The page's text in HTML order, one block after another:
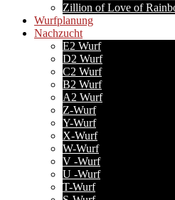
Zillion of Love of
Wurfplanung
Nachzucht
E2 Wurf
D2 Wurf
C2 Wurf
B2 Wurf
A2 Wurf
Z-Wurf
Y-Wurf
X-Wurf
W-Wurf
V -Wurf
U -Wurf
T-Wurf